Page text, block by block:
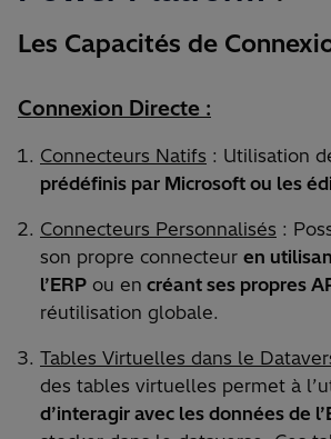
Les Capacités de
Connexion Directe :
Connecteurs Natifs : Utilisation
prédéfinis par Microsoft ou les
Connecteurs Personnalisés :
son propre connecteur en
l’ERP ou en créant ses propres
réutilisation globale.
Tables Virtuelles dans le
des tables virtuelles permet à
d’interagir avec les données de